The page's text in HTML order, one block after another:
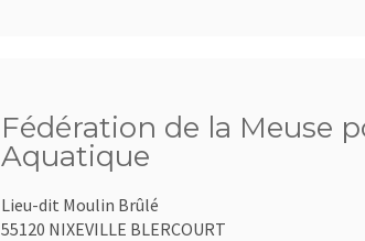
Fédération de la Meuse
Aquatique
Lieu-dit Moulin Brûlé
55120 NIXEVILLE BLERCOURT